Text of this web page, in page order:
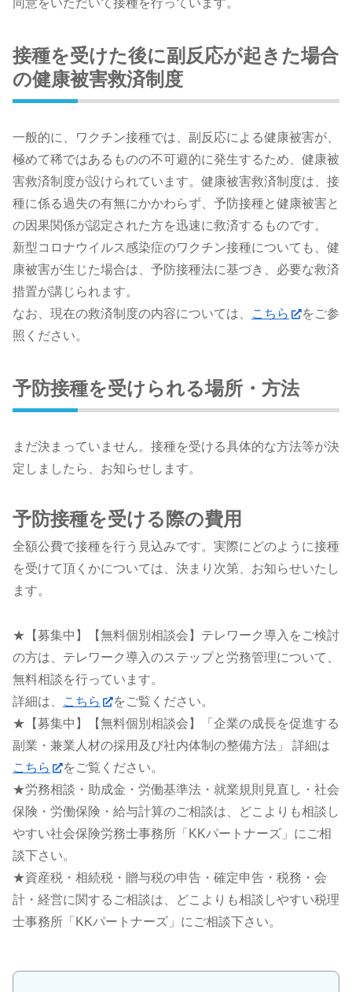
接種を受けた後に副反応が起きた場合
の健康被害救済制度
一般的に、ワクチン接種では、副反応による健康被害が、
極めて稀ではあるものの不可避的に発生するため、健康被
害救済制度が設けられています。健康被害救済制度は、接
種に係る過失の有無にかかわらず、予防接種と健康被害と
の因果関係が認定された方を迅速に救済するものです。
新型コロナウイルス感染症のワクチン接種についても、健
康被害が生じた場合は、予防接種法に基づき、必要な救済
措置が講じられます。
なお、現在の救済制度の内容については、
こちら
をご参
照ください。
予防接種を受けられる場所・方法
まだ決まっていません。接種を受ける具体的な方法等が決
定しましたら、お知らせします。
予防接種を受ける際の費用
全額公費で接種を行う見込みです。実際にどのように接種
を受けて頂くかについては、決まり次第、お知らせいたし
ます。
★【募集中】【無料個別相談会】テレワーク導入をご検討
の方は、テレワーク導入のステップと労務管理について、
無料相談を行っています。
詳細は、
こちら
をご覧ください。
★【募集中】【無料個別相談会】「企業の成長を促進する
副業・兼業人材の採用及び社内体制の整備方法」 詳細は
こちら
をご覧ください。
★労務相談・助成金・労働基準法・就業規則見直し・社会
保険・労働保険・給与計算のご相談は、どこよりも相談し
やすい社会保険労務士事務所「KKパートナーズ」にご相
談下さい。
★資産税・相続税・贈与税の申告・確定申告・税務・会
計・経営に関するご相談は、どこよりも相談しやすい税理
士事務所「KKパートナーズ」にご相談下さい。